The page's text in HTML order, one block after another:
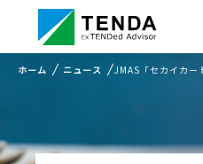
ホーム ニュース